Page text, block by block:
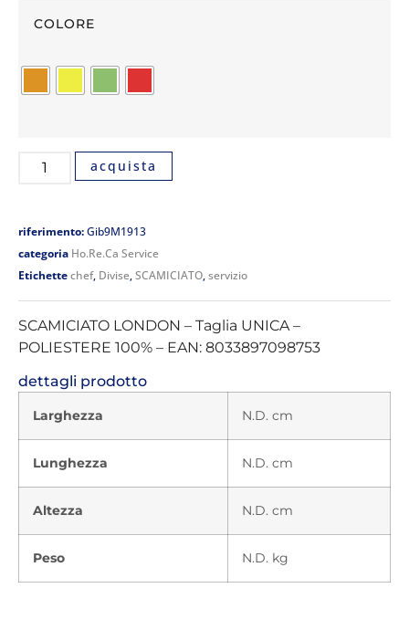
COLORE
acquista
riferimento:Gib9M1913
categoria Ho.Re.Ca Service
Etichettechef, Divise,SCAMICIATO,servizio
SCAMICIATO LONDON – Taglia UNICA –
POLIESTERE 100% – EAN: 8033897098753
dettagli prodotto
Larghezza N.D. cm
Lunghezza N.D. cm
Altezza N.D. cm
Peso N.D. kg